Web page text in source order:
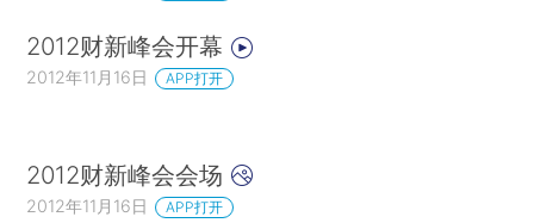
2012财新峰会开幕
2012年11月16日 APP打开
2012财新峰会会场
2012年11月16日 APP打开